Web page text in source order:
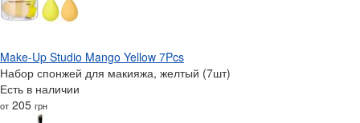
Make-Up Studio Mango Yellow 7Pcs
Набор спонжей для макияжа, желтый (7шт)
Есть в наличии
от 205 грн